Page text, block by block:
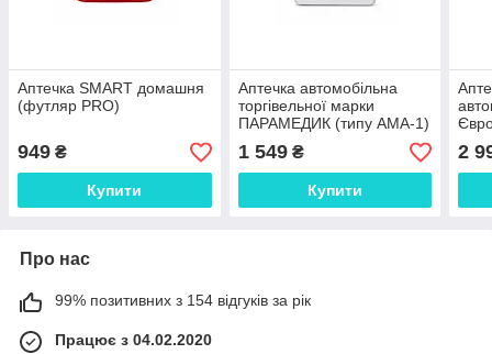
Аптечка SMART домашня
(футляр PRO)
949 ₴
Купити
Аптечка автомобільна
торгівельної марки
ПАРАМЕДИК (типу АМА-1)
1 549₴
Купити
2
Про нас
99% позитивних з 154 відгуків за рік
Працює з 04.02.2020